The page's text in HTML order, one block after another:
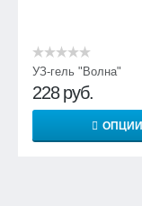
УЗ-гель "Волна"
228 руб.
ОПЦИИ